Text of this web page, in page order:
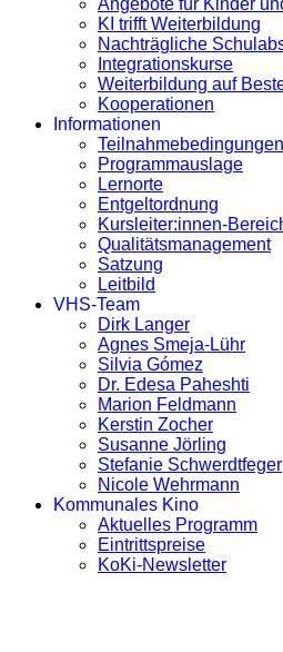
Angebote für Kinder
KI trifft Weiterbildung
Nachträgliche
Integrationskurse
Weiterbildung auf
Kooperationen
Informationen
Teilnahmebedingungen
Programmauslage
Lernorte
Entgeltordnung
Kursleiter:innen-
Qualitätsmanagement
Satzung
Leitbild
VHS-Team
Dirk Langer
Agnes Smeja-Lühr
Silvia Gómez
Dr. Edesa Paheshti
Marion Feldmann
Kerstin Zocher
Susanne Jörling
Stefanie Schwerdtfeger
Nicole Wehrmann
Kommunales Kino
Aktuelles Programm
Eintrittspreise
KoKi-Newsletter